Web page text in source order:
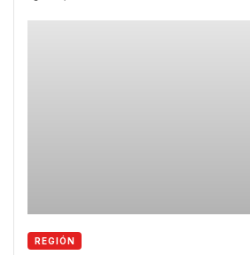
REGIÓN